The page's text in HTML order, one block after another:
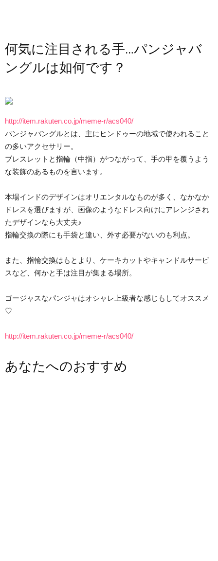
何気に注目される手…パンジャバ
ングルは如何です？
http://item.rakuten.co.jp/meme-r/acs040/
パンジャバングルとは、主にヒンドゥーの地域で使われること
の多いアクセサリー。
ブレスレットと指輪（中指）がつながって、手の甲を覆うよう
な装飾のあるものを言います。
本場インドのデザインはオリエンタルなものが多く、なかなか
ドレスを選びますが、画像のようなドレス向けにアレンジされ
たデザインなら大丈夫♪
指輪交換の際にも手袋と違い、外す必要がないのも利点。
また、指輪交換はもとより、ケーキカットやキャンドルサービ
スなど、何かと手は注目が集まる場所。
ゴージャスなパンジャはオシャレ上級者な感じもしてオススメ
♡
http://item.rakuten.co.jp/meme-r/acs040/
あなたへのおすすめ